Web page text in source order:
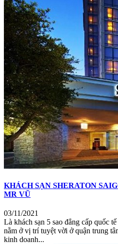
KHÁCH SẠN SHERATON
MR VŨ
03/11/2021
Là khách sạn 5 sao đẳng cấp quốc
nằm ở vị trí tuyệt vời ở quận trung
kinh doanh...